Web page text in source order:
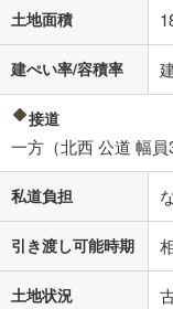
土地面積
建ぺい率/容積率
接道
一方（北西 公道 幅員
私道負担
引き渡し可能時期
土地状況